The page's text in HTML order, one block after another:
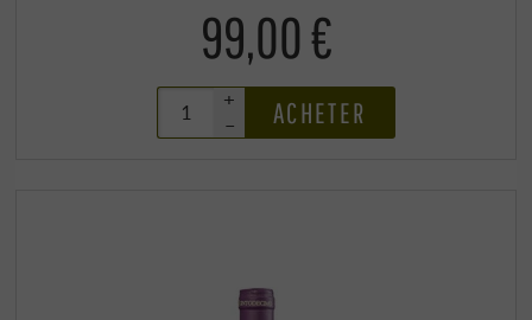
99,00 €
+
–
ACHETER